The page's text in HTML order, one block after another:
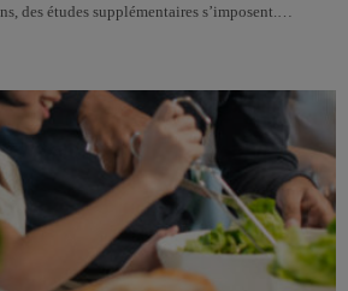
des études supplémentaires s’imposent.…